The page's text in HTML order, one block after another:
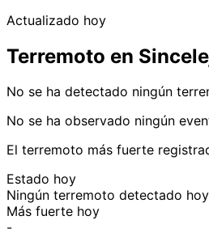
Actualizado hoy
Terremoto en
No se ha detectado ningún
No se ha observado ningún
El terremoto más fuerte
Estado hoy
Ningún terremoto detectado hoy
Más fuerte hoy
-